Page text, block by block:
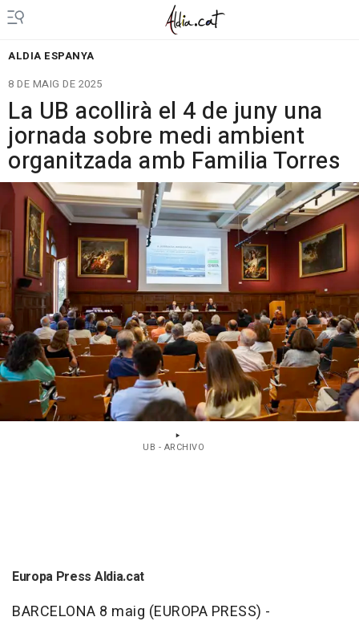
ALDIA ESPANYA
8 DE MAIG DE 2025
La UB acollirà el 4 de juny una
jornada sobre medi ambient
organitzada amb Familia Torres
UB - ARCHIVO
Europa Press Aldia.cat
BARCELONA 8 maig (EUROPA PRESS) -